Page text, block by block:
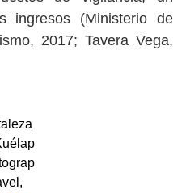
ingresos (Ministerio de
2017; Tavera Vega,